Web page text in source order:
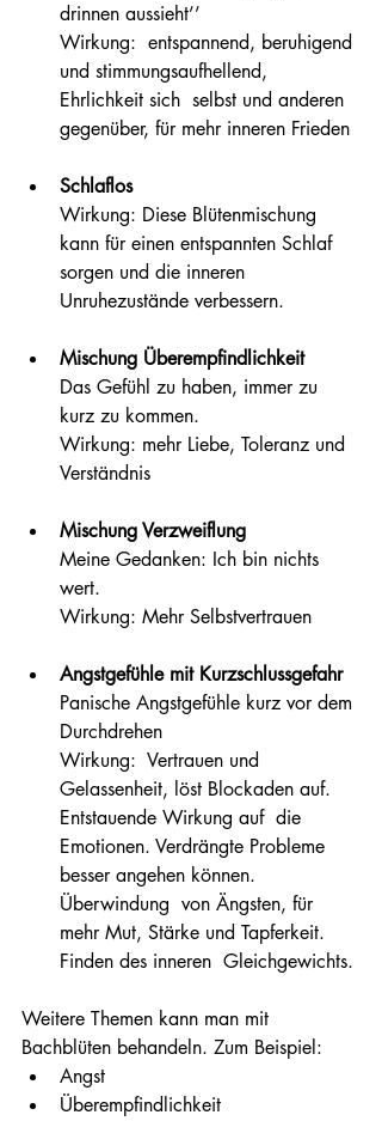
drinnen aussieht’’
Wirkung:  entspannend, beruhigend
und stimmungsaufhellend,
Ehrlichkeit sich  selbst und anderen
gegenüber, für mehr inneren Frieden
Schlaflos
Wirkung: Diese Blütenmischung
kann für einen entspannten Schlaf
sorgen und die inneren
Unruhezustände verbessern.
Mischung Überempfindlichkeit
Das Gefühl zu haben, immer zu
kurz zu kommen.
Wirkung: mehr Liebe, Toleranz und
Verständnis
Mischung Verzweiflung
Meine Gedanken: Ich bin nichts
wert.
Wirkung: Mehr Selbstvertrauen
Angstgefühle mit Kurzschlussgefahr
Panische Angstgefühle kurz vor dem
Durchdrehen
Wirkung:  Vertrauen und
Gelassenheit, löst Blockaden auf.
Entstauende Wirkung auf  die
Emotionen. Verdrängte Probleme
besser angehen können.
Überwindung  von Ängsten, für
mehr Mut, Stärke und Tapferkeit.
Finden des inneren  Gleichgewichts.
Weitere Themen kann man mit
Bachblüten behandeln. Zum Beispiel:
Angst
Überempfindlichkeit